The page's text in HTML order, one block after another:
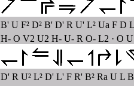
B' U F² D² B' D' R U' L² Ua F D
H- O V2 U2 H- U- R O- L2 · O U
D' R U² L² D' L' F R' B² Ra U L